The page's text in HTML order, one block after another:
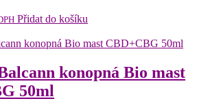
Přidat do košíku
konopná Bio mast
50ml